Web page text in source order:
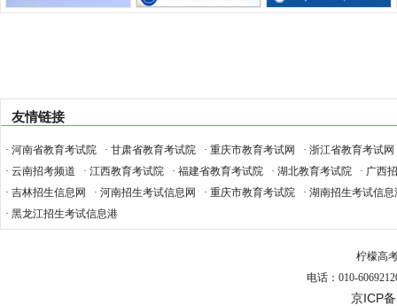
友情链接
· 河南省教育考试院 · 甘肃省教育考试院 · 重庆市教育考试网
· 浙江省教育考试网
· 云南招考频道
· 江西教育考试院 · 福建省教育考试院 · 湖北教育考试院
· 广西
· 吉林招生信息网
· 河南招生考试信息网 · 重庆市教育考试院
· 湖南招生考试信息
· 黑龙江招生考试信息港
柠檬高
电话：010-
京ICP